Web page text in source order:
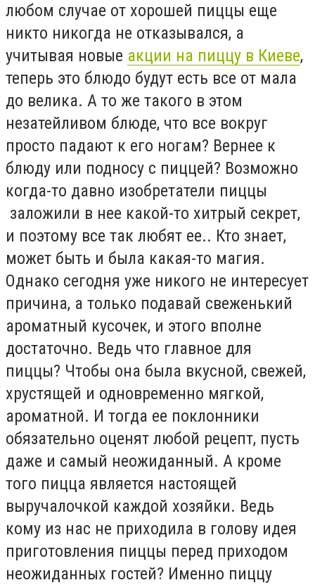
любом случае от хорошей пиццы еще
никто никогда не отказывался, а
учитывая новые акции на пиццу в Киеве,
теперь это блюдо будут есть все от мала
до велика. А то же такого в этом
незатейливом блюде, что все вокруг
просто падают к его ногам? Вернее к
блюду или подносу с пиццей? Возможно
когда-то давно изобретатели пиццы
заложили в нее какой-то хитрый секрет,
и поэтому все так любят ее.. Кто знает,
может быть и была какая-то магия.
Однако сегодня уже никого не интересует
причина, а только подавай свеженький
ароматный кусочек, и этого вполне
достаточно. Ведь что главное для
пиццы? Чтобы она была вкусной, свежей,
хрустящей и одновременно мягкой,
ароматной. И тогда ее поклонники
обязательно оценят любой рецепт, пусть
даже и самый неожиданный. А кроме
того пицца является настоящей
выручалочкой каждой хозяйки. Ведь
кому из нас не приходила в голову идея
приготовления пиццы перед приходом
неожиданных гостей? Именно пиццу